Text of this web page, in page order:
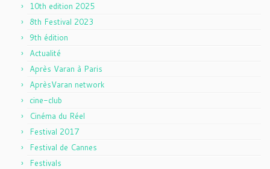
10th edition 2025
8th Festival 2023
9th édition
Actualité
Après Varan à Paris
AprèsVaran network
cine-club
Cinéma du Réel
Festival 2017
Festival de Cannes
Festivals